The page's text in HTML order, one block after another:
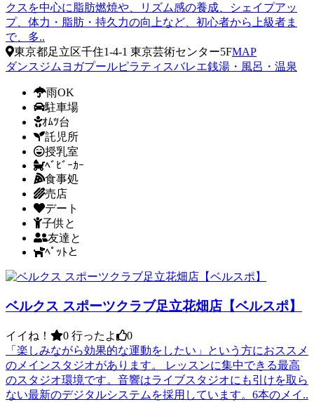
クスを中心に脂肪燃焼や、リズム感の養成、シェイプアッ
プ、体力・脂肪・持久力の向上など、初心者から上級者ま
で、多..
東京都足立区千住1-4-1 東京芸術センター5FMAP
ダンス ジム ヨガプールピラティスバレエ銭湯・風呂・温泉
雨OK
駐車場
ｵﾑﾂ台
託児所
授乳室
ﾍﾞﾋﾞｰｶｰ
食事処
売店
デート
子供と
友達と
ﾍﾟｯﾄと
ベルクス スポーツクラブ足立花畑店【ベルスポ】
イイね！ 0 行ったよ
0
「楽しみながら効果的な運動をしたい」という方におススメ
のメインスタジオがあります。 レッスンに集中できる最高
のスタジオ環境です。音響はライブスタジオにも引けを取ら
ない最新のデジタルシステムを採用しています。6本のメイ..